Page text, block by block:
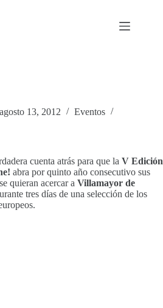
agosto 13, 2012
Eventos
cuenta atrás para que la V Edición
abra por quinto año consecutivo sus
quieran acercar a Villamayor de
tres días de una selección de los